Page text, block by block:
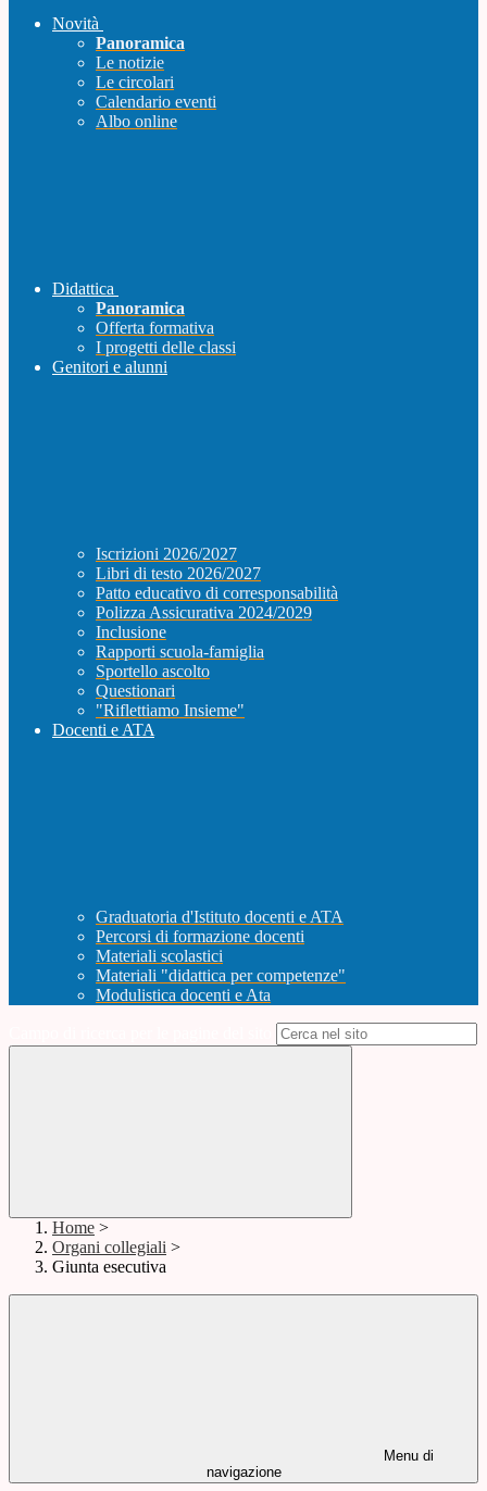
Novità
Panoramica
Le notizie
Le circolari
Calendario eventi
Albo online
Didattica
Panoramica
Offerta formativa
I progetti delle classi
Genitori e alunni
Iscrizioni 2026/2027
Libri di testo 2026/2027
Patto educativo di corresponsabilità
Polizza Assicurativa 2024/2029
Inclusione
Rapporti scuola-famiglia
Sportello ascolto
Questionari
"Riflettiamo Insieme"
Docenti e ATA
Graduatoria d'Istituto docenti e ATA
Percorsi di formazione docenti
Materiali scolastici
Materiali "didattica per competenze"
Modulistica docenti e Ata
Home >
Organi collegiali >
Giunta esecutiva
Menu di
navigazione